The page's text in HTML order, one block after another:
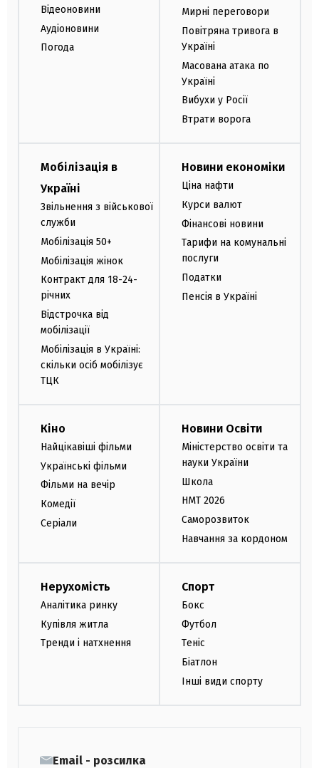
Відеоновини
Аудіоновини
Погода
Мирні переговори
Повітряна тривога в
Україні
Масована атака по
Україні
Вибухи у Росії
Втрати ворога
Мобілізація в
Україні
Звільнення з військової
служби
Мобілізація 50+
Мобілізація жінок
Контракт для 18-24-
річних
Відстрочка від
мобілізації
Мобілізація в Україні:
скільки осіб мобілізує
ТЦК
Новини економіки
Ціна нафти
Курси валют
Фінансові новини
Тарифи на комунальні
послуги
Податки
Пенсія в Україні
Кіно
Найцікавіші фільми
Українські фільми
Фільми на вечір
Комедії
Серіали
Новини Освіти
Міністерство освіти та
науки України
Школа
НМТ 2026
Саморозвиток
Навчання за кордоном
Нерухомість
Аналітика ринку
Купівля житла
Тренди і натхнення
Спорт
Бокс
Футбол
Теніс
Біатлон
Інші види спорту
Email - розсилка